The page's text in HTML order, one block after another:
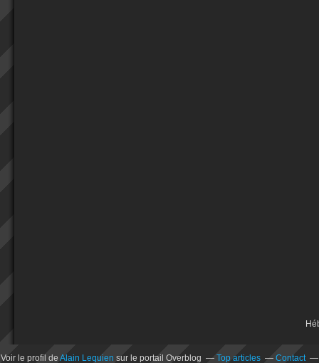
Voir le profil de Alain Lequien sur le portail Overblog Top articles Contact